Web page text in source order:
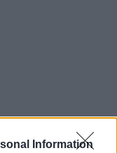
Information